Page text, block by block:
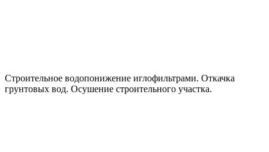
Строительное водопонижение иглофильтрами. Откачка
грунтовых вод. Осушение строительного участка.